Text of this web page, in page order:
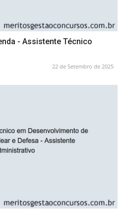
- Assistente Técnico
22 de Setembro de 2025